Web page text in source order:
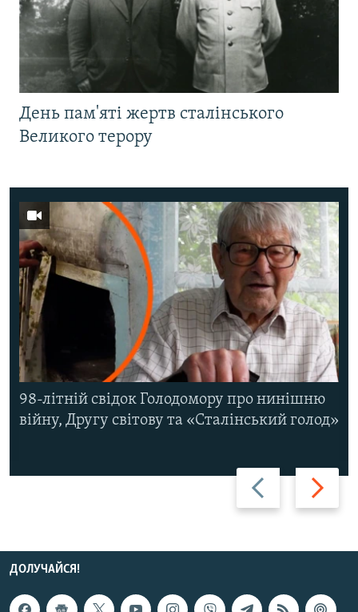
День пам'яті жертв сталінського
Великого терору
Назад Вперед
98-літній свідок Голодомору про нинішню
війну, Другу світову та «Сталінський голод»
ДОЛУЧАЙСЯ!